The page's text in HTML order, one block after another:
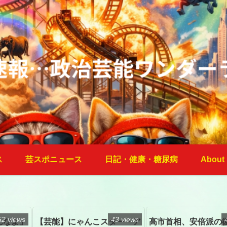
芸スポニュース 日記・健康・糖尿病 About
よ」
views 【芸能】にゃんこスター・ア
43 views 高市首相、安倍派の